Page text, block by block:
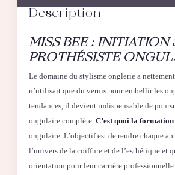
Description
MISS BEE :
PROTHÉSISTE
Le domaine du stylisme onglerie a
n’utilisait que du vernis pour embellir les
tendances, il devient indispensable de
ongulaire complète.C’est quoi la formation
ongulaire. L’objectif est de rendre chaque
l’univers de la coiffure et de l’esthétique et
orientation pour leur carrière